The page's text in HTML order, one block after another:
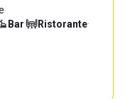
Bar· Ristorante·